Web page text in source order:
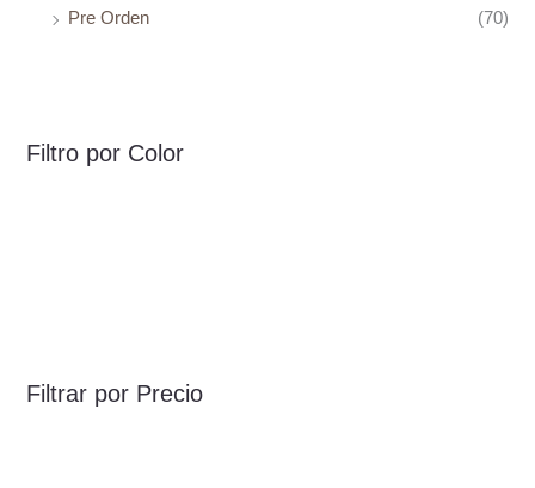
Pre Orden
(70)
Filtro por Color
Filtrar por Precio